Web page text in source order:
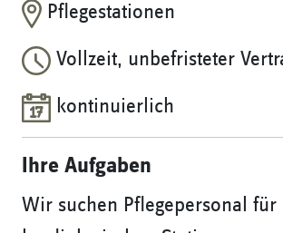
Pflegestationen
Vollzeit, unbefristeter
kontinuierlich
Ihre Aufgaben
Wir suchen Pflegepersonal für